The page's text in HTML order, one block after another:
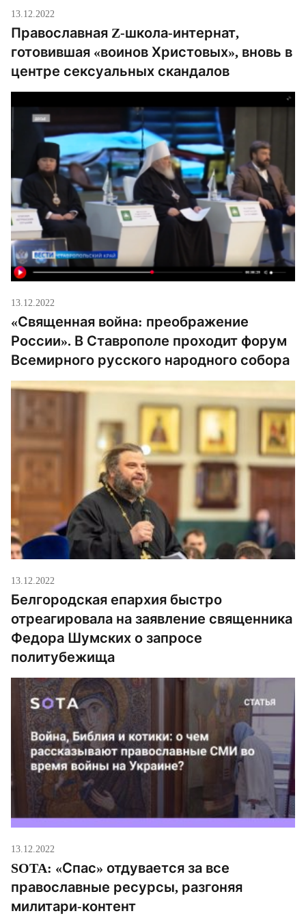
13.12.2022
Православная Z-школа-интернат,
готовившая «воинов Христовых», вновь в
центре сексуальных скандалов
13.12.2022
«Священная война: преображение
России». В Ставрополе проходит форум
Всемирного русского народного собора
13.12.2022
Белгородская епархия быстро
отреагировала на заявление священника
Федора Шумских о запросе
политубежища
13.12.2022
SOTA: «Спас» отдувается за все
православные ресурсы, разгоняя
милитари-контент